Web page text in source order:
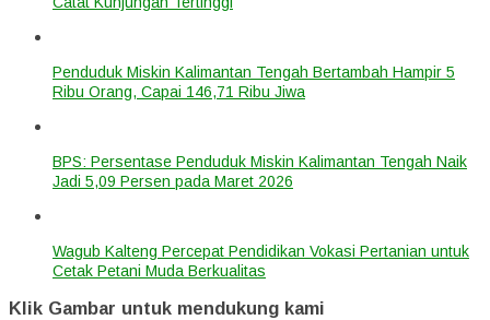
Penduduk Miskin Kalimantan Tengah Bertambah Hampir 5
Ribu Orang, Capai 146,71 Ribu Jiwa
BPS: Persentase Penduduk Miskin Kalimantan Tengah Naik
Jadi 5,09 Persen pada Maret 2026
Wagub Kalteng Percepat Pendidikan Vokasi Pertanian untuk
Cetak Petani Muda Berkualitas
Klik Gambar untuk mendukung kami